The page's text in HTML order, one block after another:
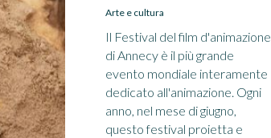
Arte e cultura
Il Festival del film d'animazione
di Annecy è il più grande
evento mondiale interamente
dedicato all'animazione. Ogni
anno, nel mese di giugno,
questo festival proietta e